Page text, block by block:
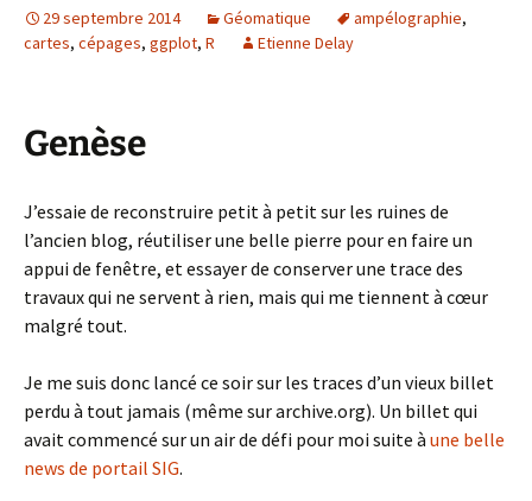
29 septembre 2014 Géomatique ampélographie,
cartes, cépages, ggplot, R Etienne Delay
Genèse
J’essaie de reconstruire petit à petit sur les ruines de
l’ancien blog, réutiliser une belle pierre pour en faire un
appui de fenêtre, et essayer de conserver une trace des
travaux qui ne servent à rien, mais qui me tiennent à cœur
malgré tout.
Je me suis donc lancé ce soir sur les traces d’un vieux billet
perdu à tout jamais (même sur archive.org). Un billet qui
avait commencé sur un air de défi pour moi suite à une belle
news de portail SIG.